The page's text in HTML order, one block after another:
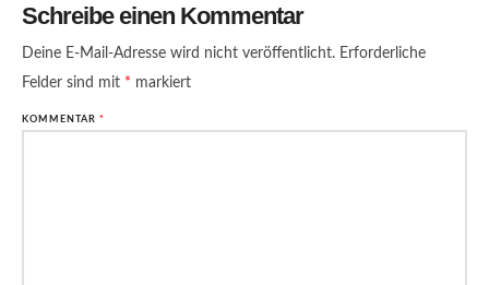
Schreibe einen Kommentar
Deine E-Mail-Adresse wird nicht veröffentlicht. Erforderliche
Felder sind mit * markiert
KOMMENTAR *